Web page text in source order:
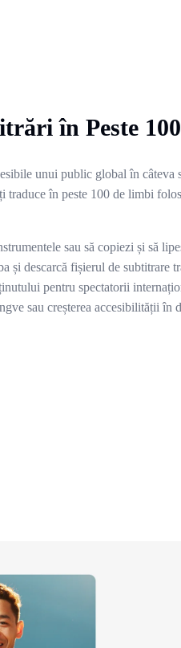
în Peste
unui public global în câteva
traduce în peste 100 de limbi
sau să copiezi și să
și descarcă fișierul de subtitrare
pentru spectatorii
sau creșterea accesibilității în